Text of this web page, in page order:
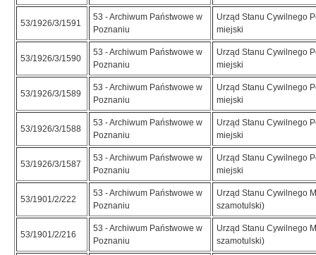
53/1926/3/1591
53 - Archiwum Państwowe w
Poznaniu
Urząd Stanu Cywilnego
miejski
53/1926/3/1590
53 - Archiwum Państwowe w
Poznaniu
Urząd Stanu Cywilnego
miejski
53/1926/3/1589
53 - Archiwum Państwowe w
Poznaniu
Urząd Stanu Cywilnego
miejski
53/1926/3/1588
53 - Archiwum Państwowe w
Poznaniu
Urząd Stanu Cywilnego
miejski
53/1926/3/1587
53 - Archiwum Państwowe w
Poznaniu
Urząd Stanu Cywilnego
miejski
53/1901/2/222
53 - Archiwum Państwowe w
Poznaniu
Urząd Stanu Cywilnego
szamotulski)
53/1901/2/216
53 - Archiwum Państwowe w
Poznaniu
Urząd Stanu Cywilnego
szamotulski)